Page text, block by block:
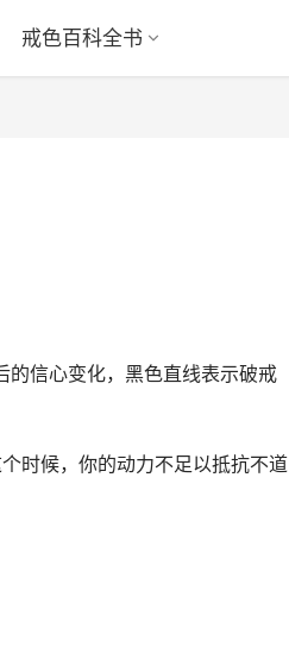
戒色百科全书
信心变化，黑色直线表示破戒
时候，你的动力不足以抵抗不道